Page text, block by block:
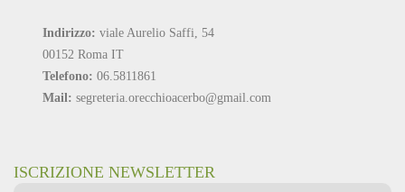
Indirizzo: viale Aurelio Saffi, 54
00152 Roma IT
Telefono: 06.5811861
Mail: segreteria.orecchioacerbo@gmail.com
ISCRIZIONE NEWSLETTER